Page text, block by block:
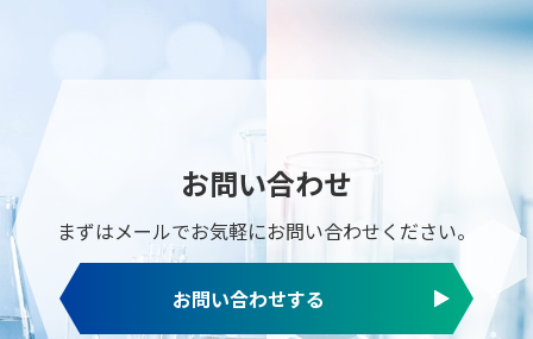
お問い合わせ
まずはメールでお気軽にお問い合わせください。
お問い合わせする